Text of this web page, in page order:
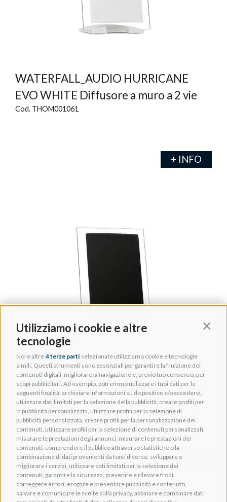
Utilizziamo i cookie e altre
tecnologie
Noi e altre 4 terze parti selezionate utilizziamo cookie e tecnologie
simili. Questi strumenti sono essenziali per garantire la fruizione dei
contenuti digitali, migliorare la navigazione e, previo tuo consenso, per
scopi pubblicitari. Ad esempio, potremmo utilizzare i tuoi dati per le
seguenti finalità: archiviare informazioni su dispositivo e/o accedervi,
utilizzare dati limitati per la selezione della pubblicità, creare profili per
la pubblicità personalizzata, utilizzare profili per la selezione di
pubblicità personalizzata, creare profili per la personalizzazione dei
contenuti, utilizzare profili per la selezione di contenuti personalizzati,
misurare le prestazioni degli annunci, misurare le prestazioni dei
contenuti, comprendere il pubblico attraverso statistiche o la
combinazione di dati provenienti da fonti diverse, sviluppare e
migliorare i servizi, utilizzare dati limitati per la selezione dei
contenuti, garantire la sicurezza, prevenire e rilevare frodi,
correggere errori, erogare e presentare pubblicità e contenuto,
salvare e comunicare le scelte sulla privacy, abbinare e combinare dati
WATERFALL_AUDIO HURRICANE
EVO WHITE Diffusore a muro a 2 vie
Cod. THOM001061
+ INFO
WATERFALL_AUDIO HURRICANE
EVO BLACK Diffusore a muro a 2-vie
Cod. THOM001182
+ INFO